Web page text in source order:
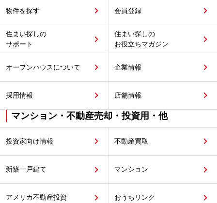
物件を探す 会員登録
住まい探しの
サポート
住まい探しの
お役立ちマガジン
オープンハウスについて 企業情報
採用情報 店舗情報
マンション・不動産売却・投資用・他
投資家向け情報 不動産買取
新築一戸建て マンション
アメリカ不動産投資 おうちリンク